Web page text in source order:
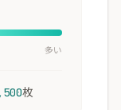
多い
枚